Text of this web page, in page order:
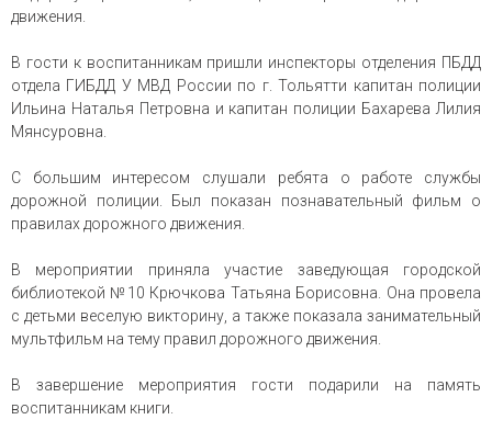
движения.
В гости к воспитанникам пришли инспекторы отделения ПБДД
отдела ГИБДД У МВД России по г. Тольятти капитан полиции
Ильина Наталья Петровна и капитан полиции Бахарева Лилия
Мянсуровна.
С большим интересом слушали ребята о работе службы
дорожной полиции. Был показан познавательный фильм о
правилах дорожного движения.
В мероприятии приняла участие заведующая городской
библиотекой №10 Крючкова Татьяна Борисовна. Она провела
с детьми веселую викторину, а также показала занимательный
мультфильм на тему правил дорожного движения.
В завершение мероприятия гости подарили на память
воспитанникам книги.